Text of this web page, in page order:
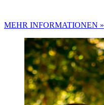
MEHR INFORMATIONEN »